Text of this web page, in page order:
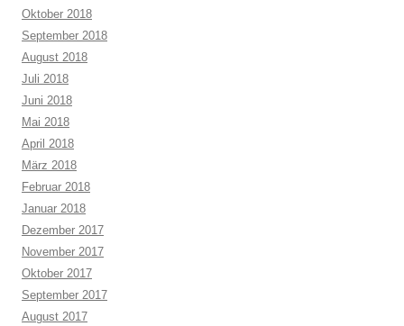
Oktober 2018
September 2018
August 2018
Juli 2018
Juni 2018
Mai 2018
April 2018
März 2018
Februar 2018
Januar 2018
Dezember 2017
November 2017
Oktober 2017
September 2017
August 2017